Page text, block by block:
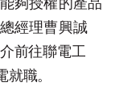
經理曹興誠
介前往聯電工
就職。